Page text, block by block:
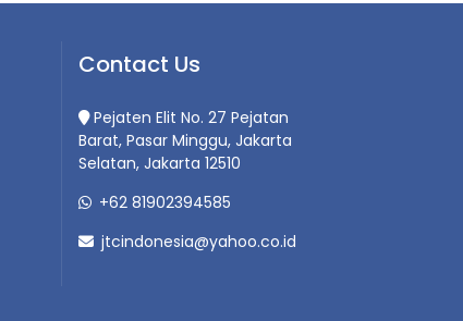
Contact Us
Pejaten Elit No. 27 Pejatan
Barat, Pasar Minggu, Jakarta
Selatan, Jakarta 12510
+62 81902394585
jtcindonesia@yahoo.co.id